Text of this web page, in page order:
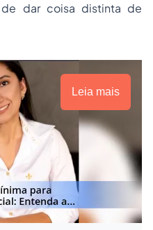
dar coisa distinta de
Leia mais